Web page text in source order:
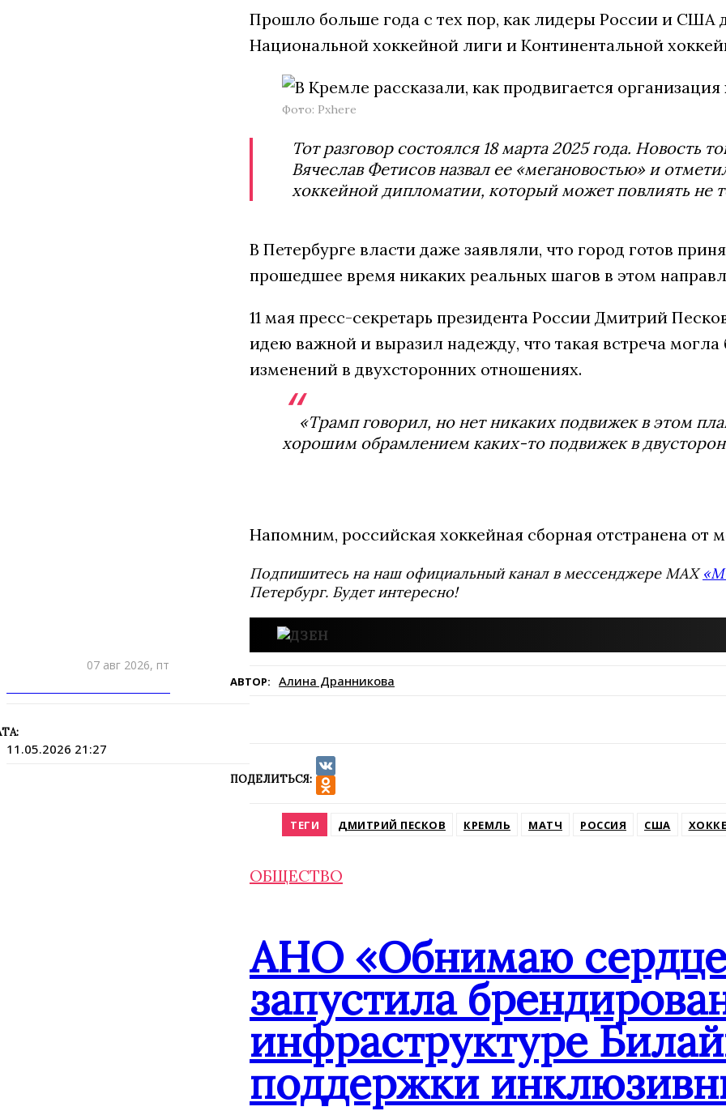
07 авг 2026, пт
11.05.2026 21:27
Прошло больше года с тех пор, как лидеры России и США
Национальной хоккейной лиги и Континентальной
Фото: Pxhere
Тот разговор состоялся 18 марта 2025 года. Новость
Вячеслав Фетисов назвал ее «мегановостью» и
хоккейной дипломатии, который может повлиять не
В Петербурге власти даже заявляли, что город готов
прошедшее время никаких реальных шагов в этом
11 мая пресс-секретарь президента России Дмитрий
идею важной и выразил надежду, что такая встреча
изменений в двухсторонних отношениях.
«Трамп говорил, но нет никаких подвижек в этом
хорошим обрамлением каких-то подвижек в
Напомним, российская хоккейная сборная отстранена от
Подпишитесь на наш официальный канал в мессенджере MAX
Петербург. Будет интересно!
АВТОР: Алина Дранникова
ПОДЕЛИТЬСЯ:
VK
ТЕГИ ДМИТРИЙ ПЕСКОВ КРЕМЛЬ МАТЧ РОССИЯ США
ОБЩЕСТВО
АНО «Обнимаю
запустила
инфраструктуре
поддержки